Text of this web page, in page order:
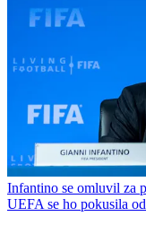
Infantino se omluvil za
UEFA se ho pokusila